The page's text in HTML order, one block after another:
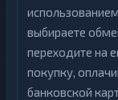
выбираете
переходите на
покупку,
банковской